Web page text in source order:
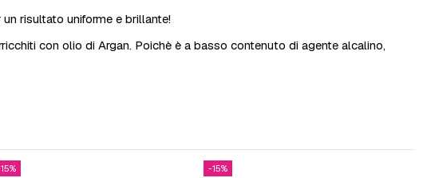
risultato uniforme e brillante!
con olio di Argan. Poichè è a basso contenuto di agente alcalino,
-15%